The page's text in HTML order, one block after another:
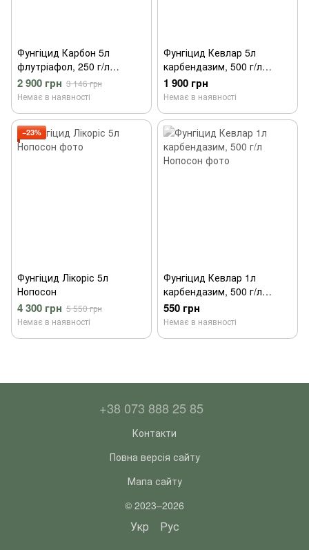
Фунгіцид Карбон 5л
флутріафол, 250 г/л
Нопосон
2 900 грн 3 146 грн
Немає в наявності
Фунгіцид Кевлар 5л
карбендазим, 500 г/л
Нопосон
1 900 грн
Немає в наявності
−23%
Фунгіцид Лікоріс 5л
Нопосон
4 300 грн 5 550 грн
Немає в наявності
Фунгіцид Кевлар 1л
карбендазим, 500 г/л
Нопосон
550 грн
Немає в наявності
+38 073 888 25 85
Контакти
Повна версія сайту
Мапа сайту
© 2023–2026
Укр Рус